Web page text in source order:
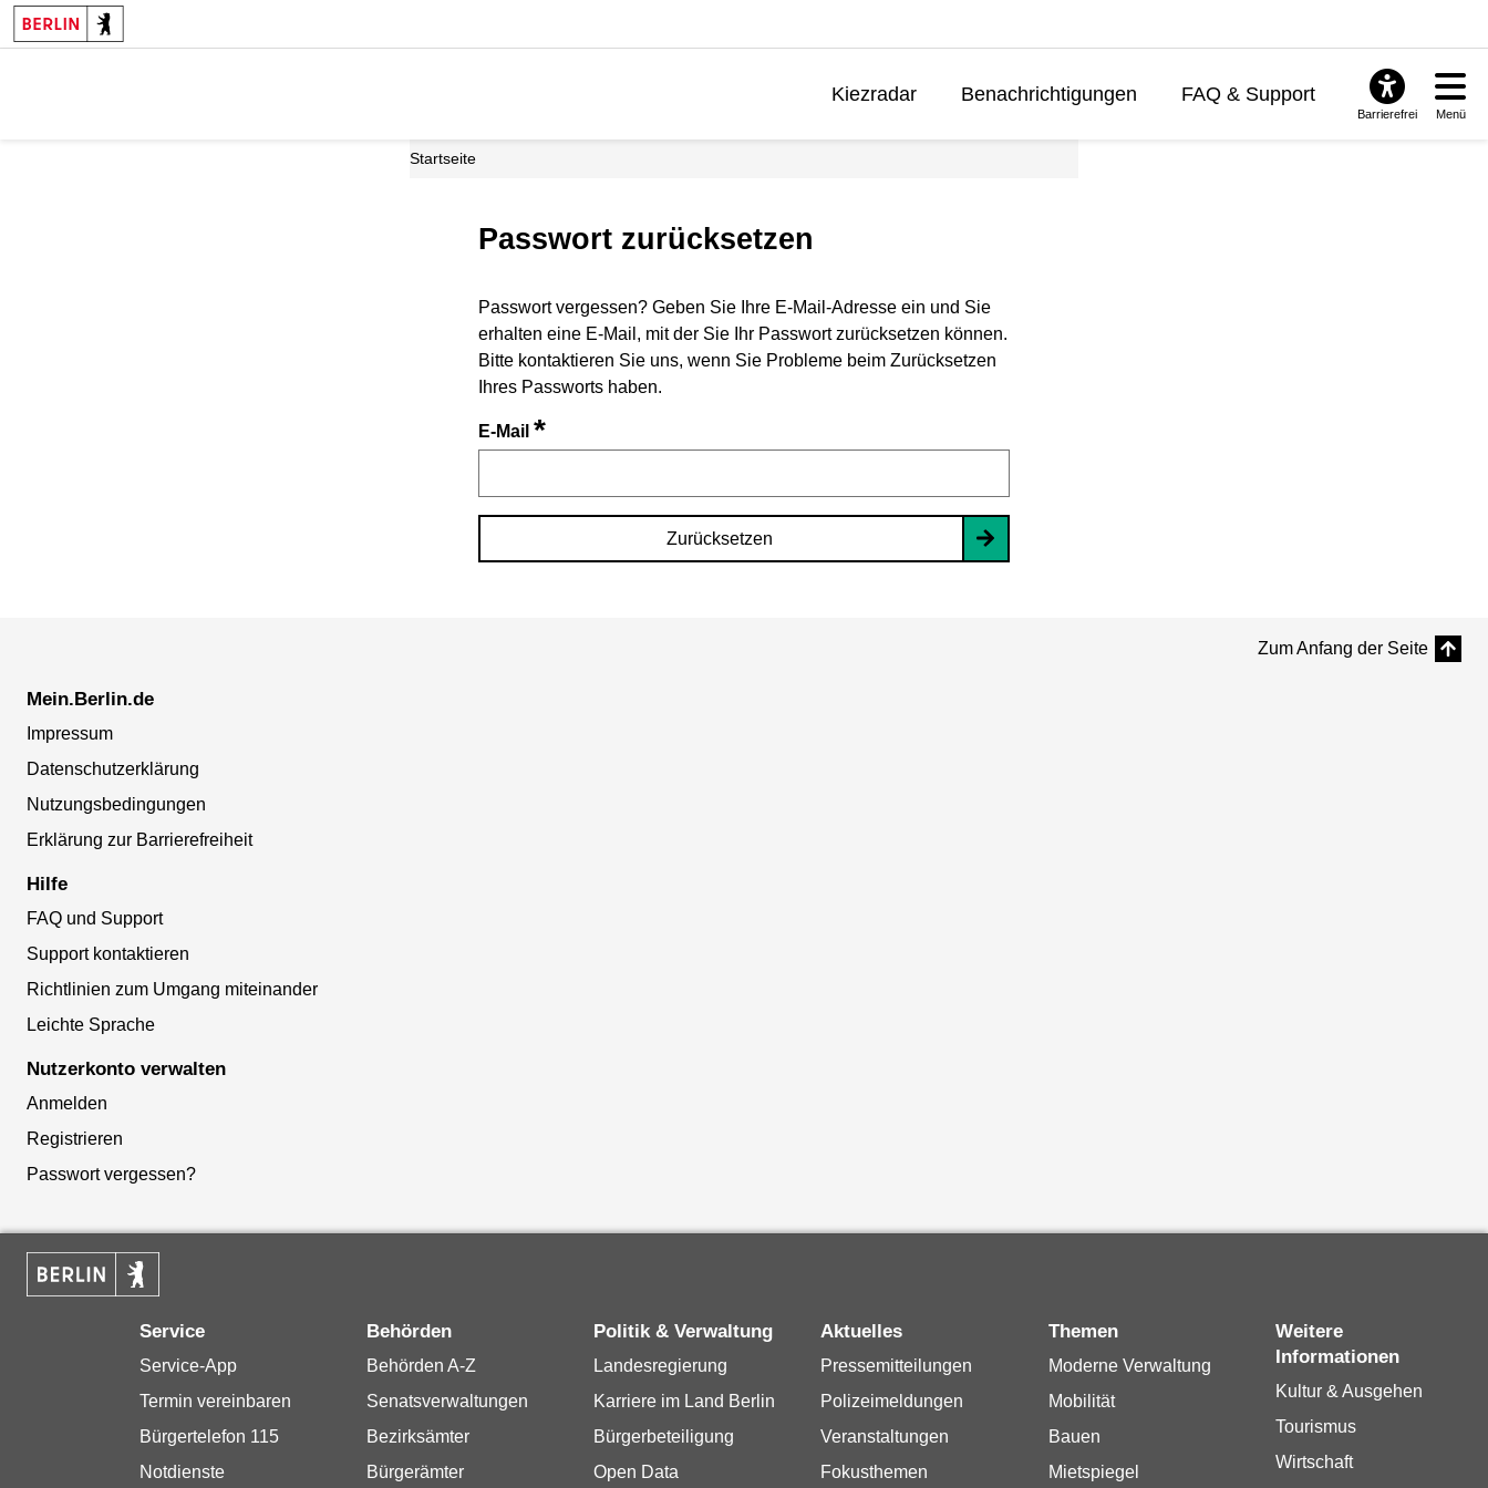
Kiezradar Benachrichtigungen FAQ & Support
Barrierefrei Menü
Startseite
Passwort zurücksetzen
Passwort vergessen? Geben Sie Ihre E-Mail-Adresse ein und Sie
erhalten eine E-Mail, mit der Sie Ihr Passwort zurücksetzen können.
Bitte kontaktieren Sie uns, wenn Sie Probleme beim Zurücksetzen
Ihres Passworts haben.
E-Mail *
Zurücksetzen
Zum Anfang der Seite
Mein.Berlin.de
Impressum
Datenschutzerklärung
Nutzungsbedingungen
Erklärung zur Barrierefreiheit
Hilfe
FAQ und Support
Support kontaktieren
Richtlinien zum Umgang miteinander
Leichte Sprache
Nutzerkonto verwalten
Anmelden
Registrieren
Passwort vergessen?
Service
Service-App
Termin vereinbaren
Bürgertelefon 115
Notdienste
Behörden
Behörden A-Z
Senatsverwaltungen
Bezirksämter
Bürgerämter
Politik & Verwaltung
Landesregierung
Karriere im Land Berlin
Bürgerbeteiligung
Open Data
Aktuelles
Pressemitteilungen
Polizeimeldungen
Veranstaltungen
Fokusthemen
Themen
Moderne Verwaltung
Mobilität
Bauen
Mietspiegel
Weitere
Informationen
Kultur & Ausgehen
Tourismus
Wirtschaft